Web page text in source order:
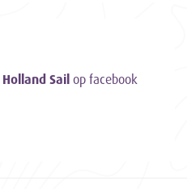
Holland Sail op facebook